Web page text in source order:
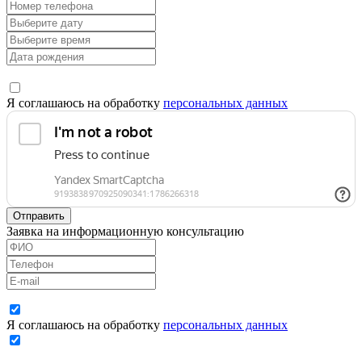
Я соглашаюсь на обработку персональных данных
Отправить
Заявка на информационную консультацию
Я соглашаюсь на обработку персональных данных